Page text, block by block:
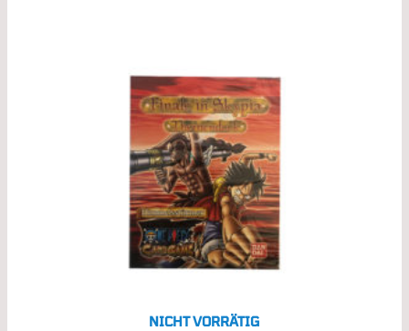
NICHT VORRÄTIG